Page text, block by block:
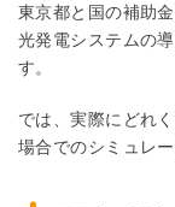
東京都と国の補助
光発電システムの
す。
では、実際にどれ
場合でのシミュレ